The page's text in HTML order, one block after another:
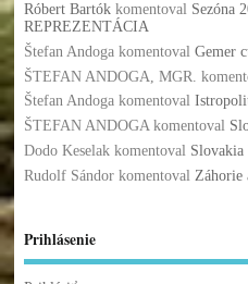
Róbert Bartókkomentoval Sezóna
REPREZENTÁCIA
Štefan Andogakomentoval Gemer
ŠTEFAN ANDOGA, MGR.
Štefan Andogakomentoval
ŠTEFAN ANDOGAkomentoval
Dodo Keselakkomentoval Slovakia
Rudolf Sándorkomentoval Záhorie
Prihlásenie